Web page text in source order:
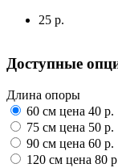
25 р.
Доступные
Длина опоры
60 см цена 40 р.
75 см цена 50 р.
90 см цена 60 р.
120 см цена 80